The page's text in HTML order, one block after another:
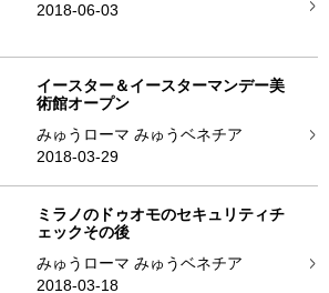
2018-06-03
イースター＆イースターマンデー美
術館オープン
みゅうローマ みゅうベネチア
2018-03-29
ミラノのドゥオモのセキュリティチ
ェックその後
みゅうローマ みゅうベネチア
2018-03-18